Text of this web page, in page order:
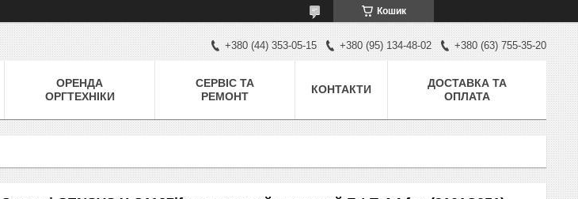
Кошик
+380 (44) 353-05-15 +380 (95) 134-48-02 +380 (63) 755-35-20
ОРЕНДА
ОРГТЕХНІКИ
СЕРВІС ТА
РЕМОНТ
КОНТАКТИ
ДОСТАВКА ТА
ОПЛАТА